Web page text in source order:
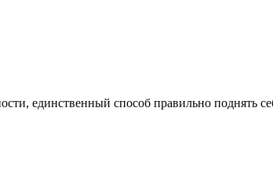
единственный способ правильно поднять